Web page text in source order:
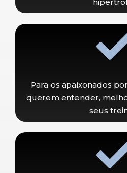
Para os apaixonados
querem entender,
seus